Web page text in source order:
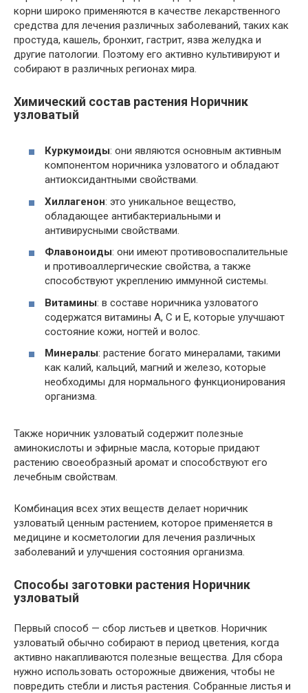
корни широко применяются в качестве лекарственного
средства для лечения различных заболеваний, таких как
простуда, кашель, бронхит, гастрит, язва желудка и
другие патологии. Поэтому его активно культивируют и
собирают в различных регионах мира.
Химический состав растения Норичник
узловатый
Куркумоиды: они являются основным активным
компонентом норичника узловатого и обладают
антиоксидантными свойствами.
Хиллагенон: это уникальное вещество,
обладающее антибактериальными и
антивирусными свойствами.
Флавоноиды: они имеют противовоспалительные
и противоаллергические свойства, а также
способствуют укреплению иммунной системы.
Витамины: в составе норичника узловатого
содержатся витамины А, С и E, которые улучшают
состояние кожи, ногтей и волос.
Минералы: растение богато минералами, такими
как калий, кальций, магний и железо, которые
необходимы для нормального функционирования
организма.
Также норичник узловатый содержит полезные
аминокислоты и эфирные масла, которые придают
растению своеобразный аромат и способствуют его
лечебным свойствам.
Комбинация всех этих веществ делает норичник
узловатый ценным растением, которое применяется в
медицине и косметологии для лечения различных
заболеваний и улучшения состояния организма.
Способы заготовки растения Норичник
узловатый
Первый способ — сбор листьев и цветков. Норичник
узловатый обычно собирают в период цветения, когда
активно накапливаются полезные вещества. Для сбора
нужно использовать осторожные движения, чтобы не
повредить стебли и листья растения. Собранные листья и